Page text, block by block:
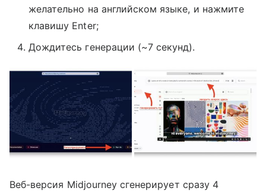
желательно на английском языке, и нажмите
клавишу Enter;
Дождитесь генерации (~7 секунд).
Веб-версия Midjourney сгенерирует сразу 4